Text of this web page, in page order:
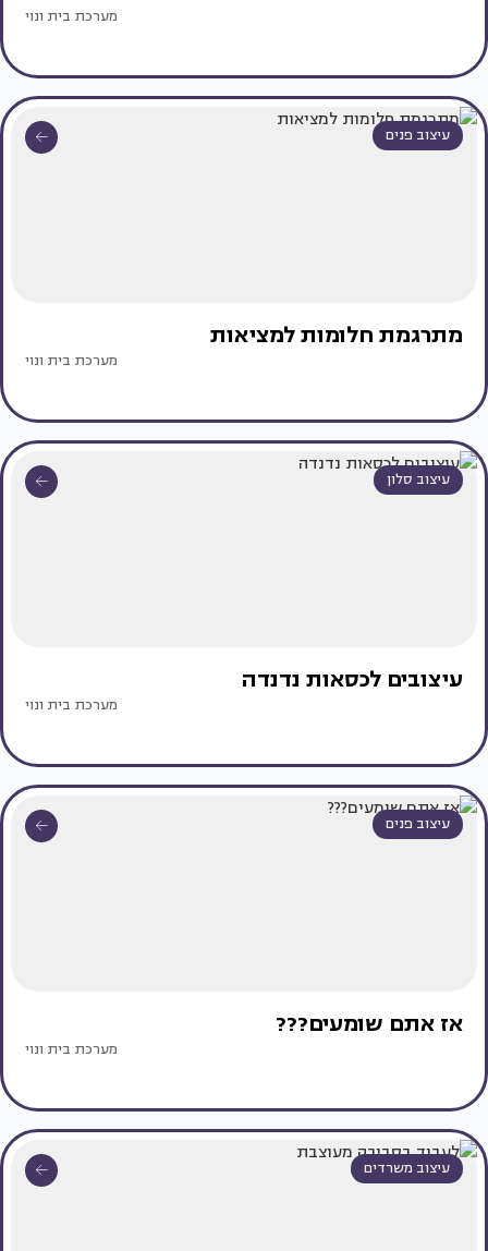
מערכת בית ונוי
עיצוב פנים
מתרגמת חלומות למציאות
מערכת בית ונוי
עיצוב סלון
עיצובים לכסאות נדנדה
מערכת בית ונוי
עיצוב פנים
אז אתם שומעים???
מערכת בית ונוי
עיצוב משרדים